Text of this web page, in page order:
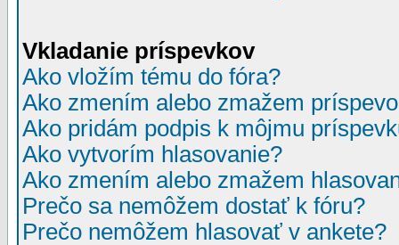
Vkladanie príspevkov
Ako vložím tému do fóra?
Ako zmením alebo zmažem
Ako pridám podpis k môjmu
Ako vytvorím hlasovanie?
Ako zmením alebo zmažem
Prečo sa nemôžem dostať k fóru?
Prečo nemôžem hlasovať v ankete?